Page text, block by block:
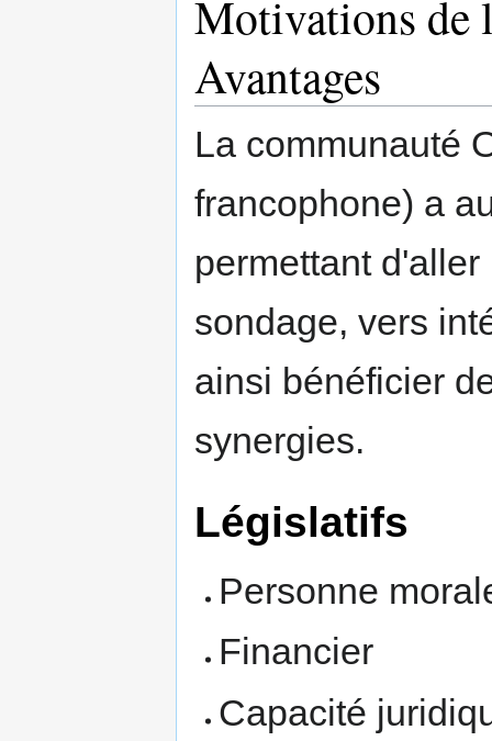
Motivations de
Avantages
La communauté
francophone) a
permettant
sondage, vers
ainsi bénéficier
synergies.
Législatifs
Personne
Financier
Capacité